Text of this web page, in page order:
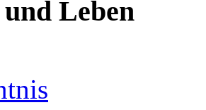
Leben